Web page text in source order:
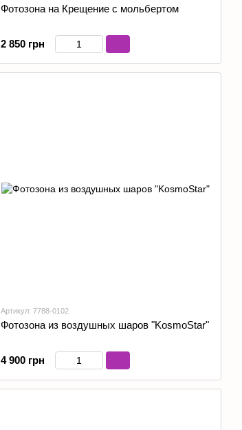
Фотозона на Крещение с мольбертом
2 850 грн
Артикул: 7788-0102
Фотозона из воздушных шаров "KosmoStar"
4 900 грн